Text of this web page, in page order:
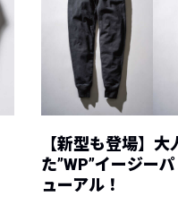
【新型も登場】大
た”WP”イージー
ューアル！